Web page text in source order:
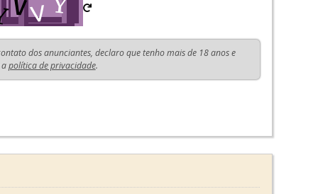
dos anunciantes, declaro que tenho mais de 18 anos e
política de privacidade.